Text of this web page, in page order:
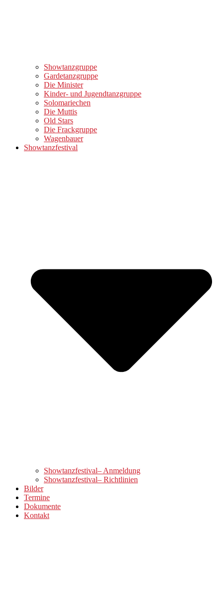
Showtanzgruppe
Gardetanzgruppe
Die Minister
Kinder- und Jugendtanzgruppe
Solomariechen
Die Muttis
Old Stars
Die Frackgruppe
Wagenbauer
Showtanzfestival
Showtanzfestival– Anmeldung
Showtanzfestival– Richtlinien
Bilder
Termine
Dokumente
Kontakt